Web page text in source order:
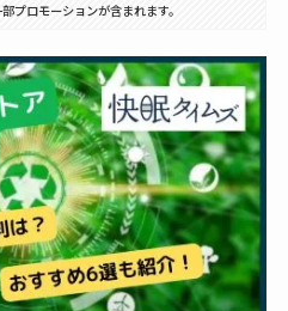
プロモーションが含まれます。